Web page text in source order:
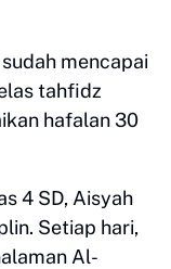
mencapai
tahfidz
hafalan 30
4 SD, Aisyah
Setiap hari,
Al-